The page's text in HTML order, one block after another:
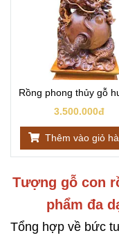
Rồng phong thủy gỗ
3.500.000đ
Thêm vào giỏ
Tượng gỗ con
phẩm đa
Tổng hợp về bức